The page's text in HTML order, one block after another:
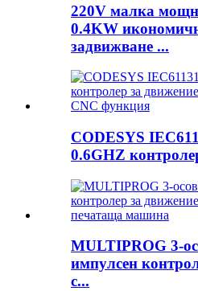
220V малка
0.4KW
задвижване ...
CODESYS
0.6GHZ
MULTIPROG 3-
импулсен
с...